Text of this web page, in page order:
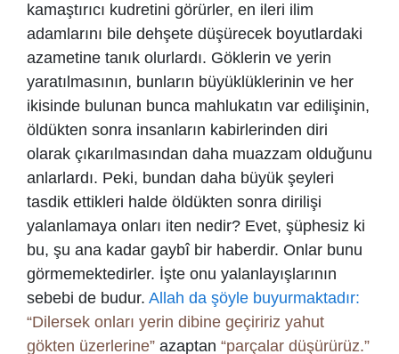
kamaştırıcı kudretini görürler, en ileri ilim
adamlarını bile dehşete düşürecek boyutlardaki
azametine tanık olurlardı. Göklerin ve yerin
yaratılmasının, bunların büyüklüklerinin ve her
ikisinde bulunan bunca mahlukatın var edilişinin,
öldükten sonra insanların kabirlerinden diri
olarak çıkarılmasından daha muazzam olduğunu
anlarlardı. Peki, bundan daha büyük şeyleri
tasdik ettikleri halde öldükten sonra dirilişi
yalanlamaya onları iten nedir? Evet, şüphesiz ki
bu, şu ana kadar gaybî bir haberdir. Onlar bunu
görmemektedirler. İşte onu yalanlayışlarının
sebebi de budur. Allah da şöyle buyurmaktadır:
“Dilersek onları yerin dibine geçiririz yahut
gökten üzerlerine” azaptan “parçalar düşürürüz.”